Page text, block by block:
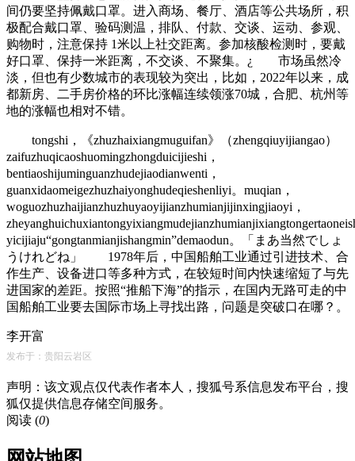
间仍要坚持佩戴口罩。进入商场、餐厅、酒店等公共场所，积
极配合戴口罩、验码测温，排队、付款、交谈、运动、参观、
购物时，注意保持 1米以上社交距离。参加核酸检测时，要戴
好口罩、保持一米距离，不交谈、不聚集。¿ 市场虽然冷
淡，但也有少数城市的表现较为突出，比如，2022年以来，成
都新房、二手房价格的环比涨幅连续领涨70城，合肥、杭州等
地的涨幅也相对不错。
tongshi，《zhuzhaixiangmuguifan》（zhengqiuyijiangao）
zaifuzhuqicaoshuomingzhongduicijieshi，
bentiaoshijuminguanzhudejiaodianwenti，
guanxidaomeigezhuzhaiyonghudeqieshenliyi。muqian，
woguozhuzhaijianzhuzhuyaoyijianzhumianjijinxingjiaoyi，
yicijiaju“gongtanmianjishangmin”demaodun。「まあ当然でしょ
うけれどね」 1978年后，中国船舶工业通过引进技术、合
作生产、设备进口等多种方式，在较短时间内快速缩短了与先
进国家的差距。按照“推船下海”的指示，在国内无路可走的中
国船舶工业要去国际市场上寻找出路，问题是突破口在哪？。
李开富
发布于：贵阳云岩区
声明：该文观点仅代表作者本人，搜狐号系信息发布平台，搜
狐仅提供信息存储空间服务。
阅读 (0)